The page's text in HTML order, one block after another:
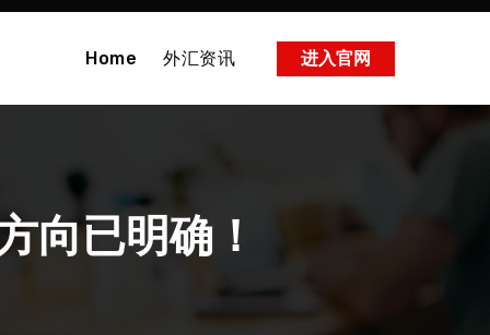
Home 外汇资讯 进入官网
向已明确！